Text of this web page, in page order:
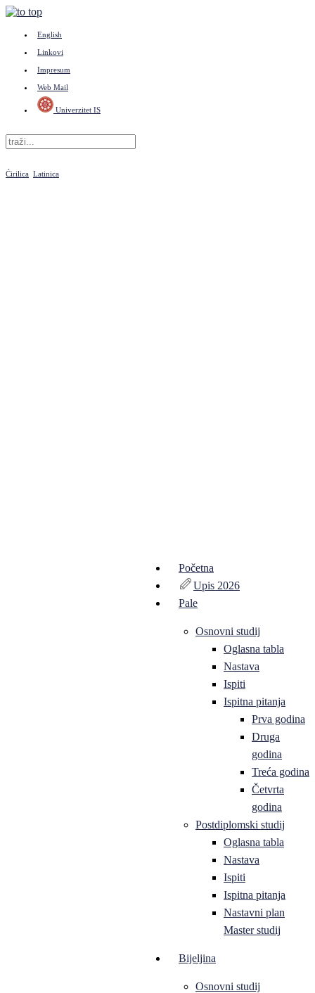
English
Linkovi
Impresum
Web Mail
Univerzitet IS
Ćirilica Latinica
Početna
Upis 2026
Pale
Osnovni studij
Oglasna tabla
Nastava
Ispiti
Ispitna pitanja
Prva godina
Druga
godina
Treća godina
Četvrta
godina
Postdiplomski studij
Oglasna tabla
Nastava
Ispiti
Ispitna pitanja
Nastavni plan
Master studij
Bijeljina
Osnovni studij